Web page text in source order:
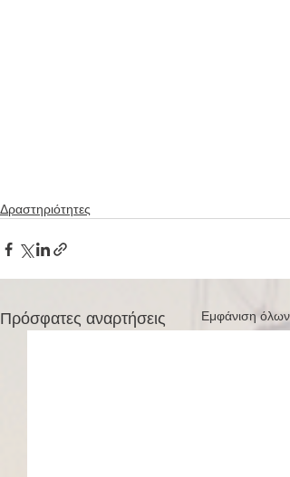
Δραστηριότητες
Πρόσφατες αναρτήσεις Εμφάνιση όλων